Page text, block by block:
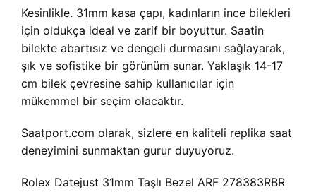
Kesinlikle. 31mm kasa çapı, kadınların ince bilekleri
için oldukça ideal ve zarif bir boyuttur. Saatin
bilekte abartısız ve dengeli durmasını sağlayarak,
şık ve sofistike bir görünüm sunar. Yaklaşık 14-17
cm bilek çevresine sahip kullanıcılar için
mükemmel bir seçim olacaktır.
Saatport.com olarak, sizlere en kaliteli replika saat
deneyimini sunmaktan gurur duyuyoruz.
Rolex Datejust 31mm Taşlı Bezel ARF 278383RBR